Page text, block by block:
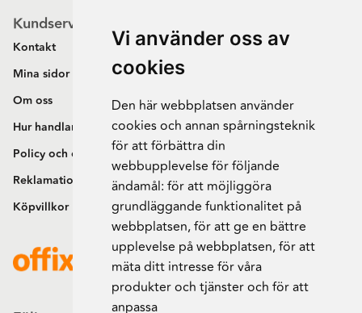
Vi använder oss av
cookies
Den här webbplatsen använder
cookies och annan spårningsteknik
för att förbättra din
webbupplevelse för följande
ändamål: för att möjliggöra
grundläggande funktionalitet på
webbplatsen,för att ge en bättre
upplevelse på webbplatsen,för att
mäta ditt intresse för våra
produkter och tjänster och för att
anpassa
Kundservice
Kontakt
Mina sidor
Om oss
Hur handlar jag?
Policy och cookies
Reklamation och retur
Köpvillkor